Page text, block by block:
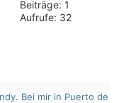
Beiträge: 1
Aufrufe: 32
Bei mir in Puerto de